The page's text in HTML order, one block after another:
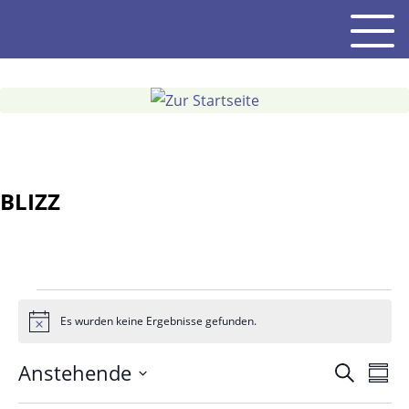
Inhalt
BLIZZ
Veranstaltungen
HinweisEs wurden keine Ergebnisse gefunden.
Suche
Suche
Anstehende
Datum